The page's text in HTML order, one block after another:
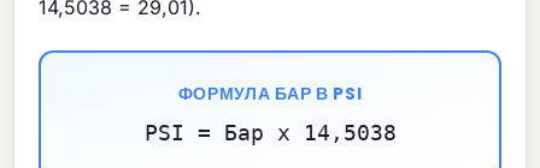
14,5038 = 29,01).
ФОРМУЛА БАР В PSI
PSI = Бар x 14,5038